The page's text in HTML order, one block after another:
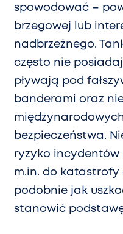
spowodować –
brzegowej lub
nadbrzeżnego.
często nie
pływają pod
banderami oraz
bezpieczeństwa.
ryzyko
m.in. do katastrofy
podobnie jak
stanowić